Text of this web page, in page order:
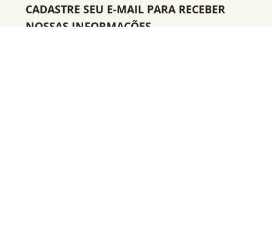
CADASTRE SEU E-MAIL PARA RECEBER
NOSSAS INFORMAÇÕES